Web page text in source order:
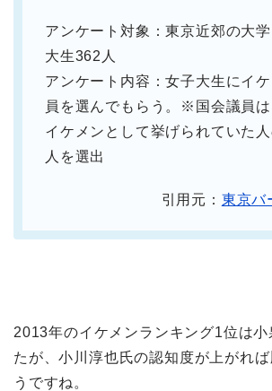
アンケート対象：東京近郊の大
大生362人
アンケート内容：女子大生にイ
員を選んでもらう。※国会議員
イケメンとして挙げられていた
人を選出
引用元： 東京バ
2013年のイケメンランキング1位は小
たが、小川淳也氏の認知度が上がれ
うですね。